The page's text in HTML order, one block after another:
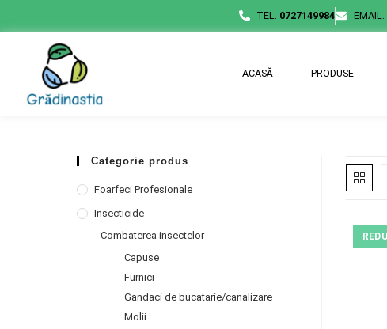
TEL. 0727149984 EMAIL.
ACASĂ PRODUSE
Categorie produs
Foarfeci Profesionale
Insecticide
Combaterea insectelor
Capuse
Furnici
Gandaci de bucatarie/canalizare
Molii